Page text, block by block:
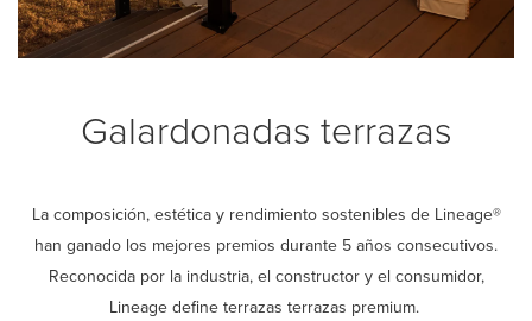
Galardonadas terrazas
La composición, estética y rendimiento sostenibles de Lineage®
han ganado los mejores premios durante 5 años consecutivos.
Reconocida por la industria, el constructor y el consumidor,
Lineage define terrazas terrazas premium.